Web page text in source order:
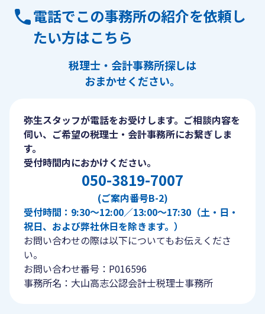
電話でこの事務所の紹介を依頼し
たい方はこちら
税理士・会計事務所探しは
おまかせください。
弥生スタッフが電話をお受けします。ご相談内容を
伺い、ご希望の税理士・会計事務所にお繋ぎしま
す。
受付時間内におかけください。
050-3819-7007
(ご案内番号B-2)
受付時間：9:30〜12:00／13:00〜17:30（土・日・
祝日、および弊社休日を除きます。）
お問い合わせの際は以下についてもお伝えくださ
い。
お問い合わせ番号：P016596
事務所名：大山高志公認会計士税理士事務所